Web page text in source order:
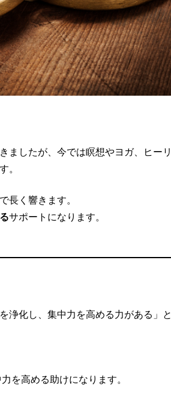
ましたが、今では瞑想やヨガ、ヒー
。
長く響きます。
サポートになります。
浄化し、集中力を高める力がある」
を高める助けになります。